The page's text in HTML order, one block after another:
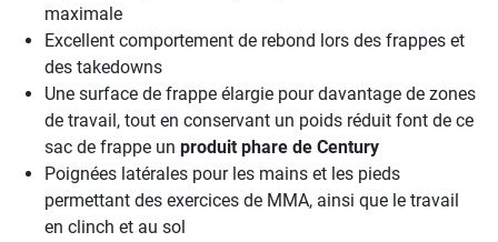
maximale
Excellent comportement de rebond lors des frappes et
des takedowns
Une surface de frappe élargie pour davantage de zones
de travail, tout en conservant un poids réduit font de ce
sac de frappe un produit phare de Century
Poignées latérales pour les mains et les pieds
permettant des exercices de MMA, ainsi que le travail
en clinch et au sol